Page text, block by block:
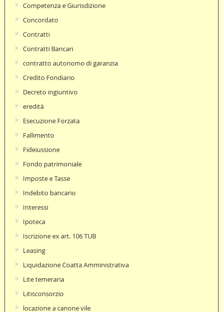
Competenza e Giurisdizione
Concordato
Contratti
Contratti Bancari
contratto autonomo di garanzia
Credito Fondiario
Decreto ingiuntivo
eredità
Esecuzione Forzata
Fallimento
Fideiussione
Fondo patrimoniale
Imposte e Tasse
Indebito bancario
Interessi
Ipoteca
Iscrizione ex art. 106 TUB
Leasing
Liquidazione Coatta Amministrativa
Lite temeraria
Litisconsorzio
locazione a canone vile